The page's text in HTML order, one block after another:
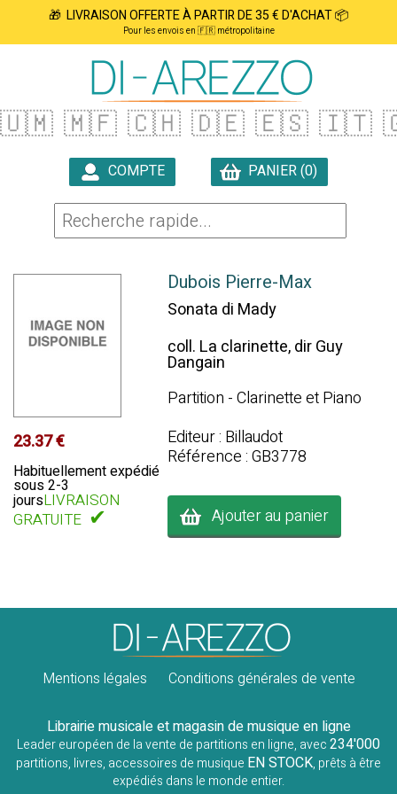
🎁 LIVRAISON OFFERTE À PARTIR DE 35 € D'ACHAT 📦
Pour les envois en 🇫🇷 métropolitaine
🇺🇲 🇲🇫 🇨🇭 🇩🇪 🇪🇸 🇮🇹
COMPTE
PANIER (0)
23.37 €
Habituellement expédié
sous 2-3
joursLIVRAISON
GRATUITE ✔
Dubois Pierre-Max
Sonata di Mady
coll. La clarinette, dir Guy
Dangain
Partition - Clarinette et Piano
Editeur : Billaudot
Référence : GB3778
Ajouter au panier
Mentions légales Conditions générales de vente
Librairie musicale et magasin de musique en ligne
Leader européen de la vente de partitions en ligne, avec234'000
partitions, livres, accessoires de musique EN STOCK, prêts à être
expédiés dans le monde entier.